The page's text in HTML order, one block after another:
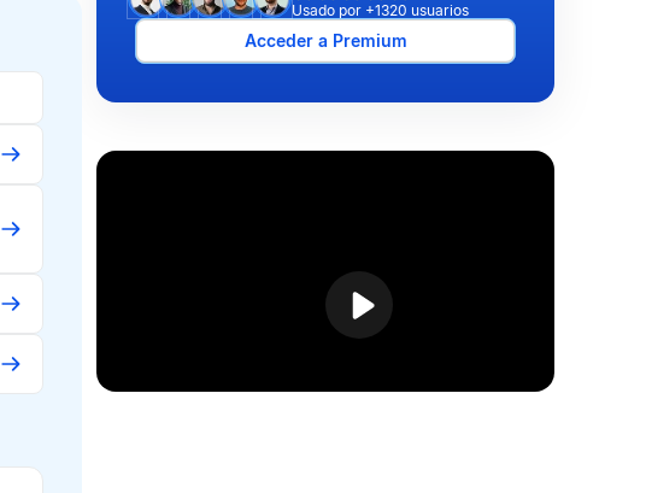
Usado por +1320 usuarios
Acceder a Premium